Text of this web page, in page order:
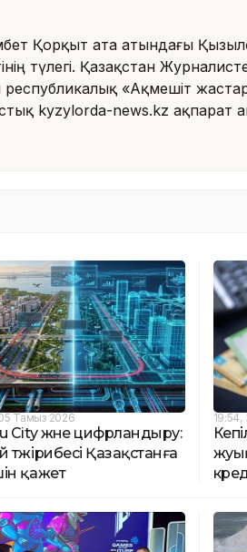
Қорқыт ата атындағы
түлегі. Қазақстан
«Ақмешіт
kyzylorda-news.kz ақпарат
Тамыз 2026
City және цифрландыру:
тәжірибесі Қазақстанға
қажет